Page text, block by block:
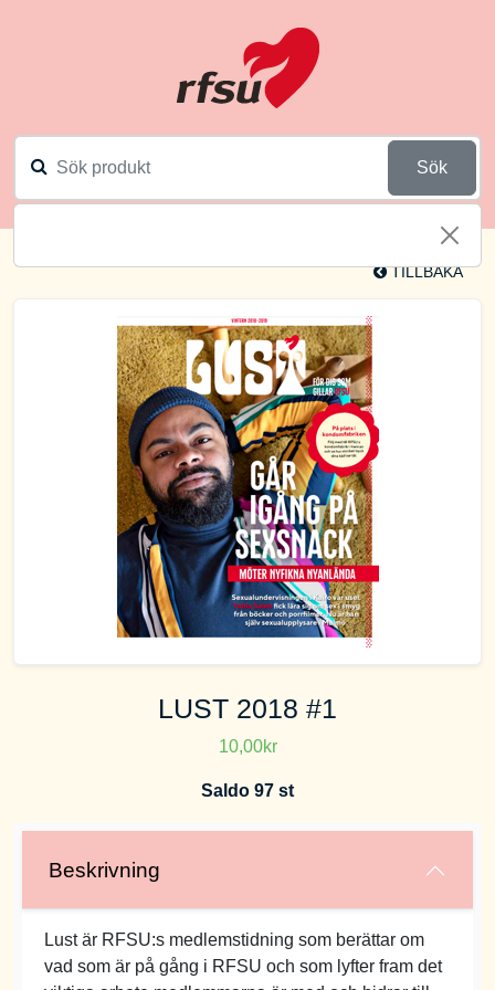
Sök
TILLBAKA
LUST 2018 #1
10,00kr
Saldo 97 st
Beskrivning
Lust är RFSU:s medlemstidning som berättar om
vad som är på gång i RFSU och som lyfter fram det